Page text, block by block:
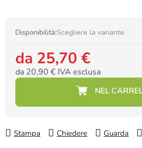
Disponibilità:Scegliere la variante
da 25,70 €
da 20,90 € IVA esclusa
Prezzo della misura:
Stampa Chiedere Guarda